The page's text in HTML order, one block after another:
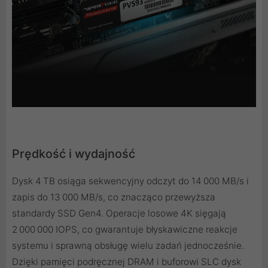
Prędkość i wydajność
Dysk 4 TB osiąga sekwencyjny odczyt do 14 000 MB/s i
zapis do 13 000 MB/s, co znacząco przewyższa
standardy SSD Gen4. Operacje losowe 4K sięgają
2 000 000 IOPS, co gwarantuje błyskawiczne reakcje
systemu i sprawną obsługę wielu zadań jednocześnie.
Dzięki pamięci podręcznej DRAM i buforowi SLC dysk